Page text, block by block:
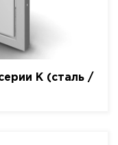
K (сталь /